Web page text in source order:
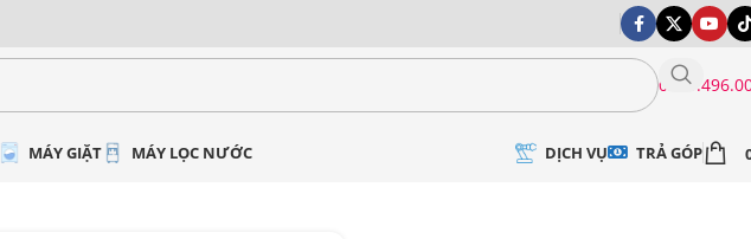
MÁY GIẶT MÁY LỌC NƯỚC DỊCH VỤ TRẢ GÓP